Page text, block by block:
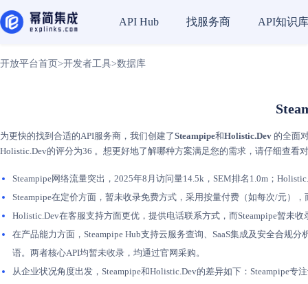
API Hub 找服务商 API知识库
开放平台首页 >开发者工具>数据库
为更快的找到合适的API服务商，我们创建了Steampipe和Holistic.Dev 的全面
Holistic.Dev的评分为36 。想更好地了解哪种方案满足您的需求，请仔细查看
Steampipe网络流量突出，2025年8月访问量14.5k，SEM排名1.0m；
Steampipe在定价方面，暂未收录免费方式，采用按量付费（如每次/元）
Holistic.Dev在客服支持方面更优，提供电话联系方式，而Steampipe暂未
在产品能力方面，Steampipe Hub支持云服务查询、SaaS集成及安全合规
语。两者核心API均暂未收录，均通过官网采购。
从企业状况角度出发，Steampipe和Holistic.Dev的差异如下：Steampipe